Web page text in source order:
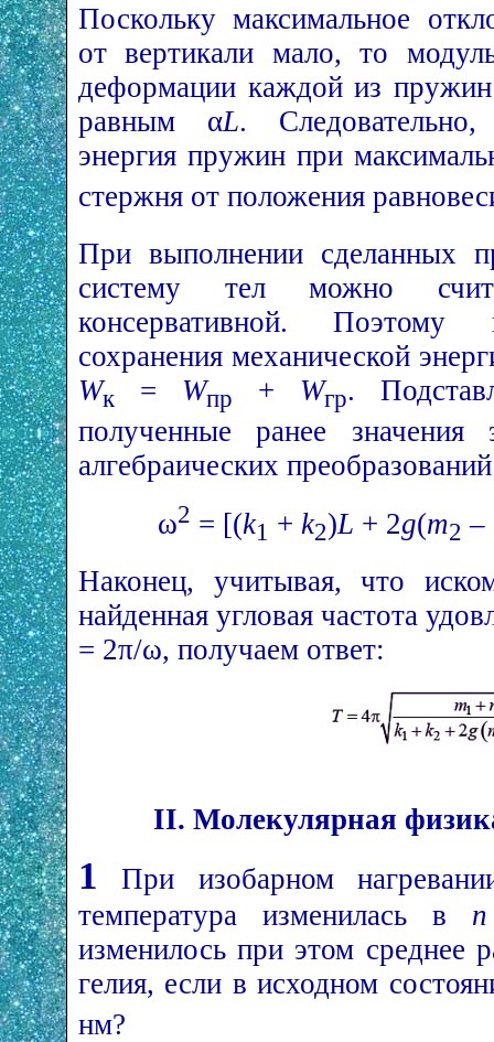
Поскольку максимальное
от вертикали мало, то
деформации каждой из
равным αL. Следовательно,
энергия пружин при
стержня от положения
При выполнении сделанных
систему тел можно
консервативной.
сохранения механической
Wк = Wпр + Wгр.
полученные ранее значения
алгебраических
ω2 = [(k1 + k2)L + 2g(m2 –
Наконец, учитывая, что
найденная угловая частота
= 2π/ω, получаем ответ:
II. Молекулярная
1 При изобарном
температура изменилась в n
изменилось при этом среднее
гелия, если в исходном
нм?